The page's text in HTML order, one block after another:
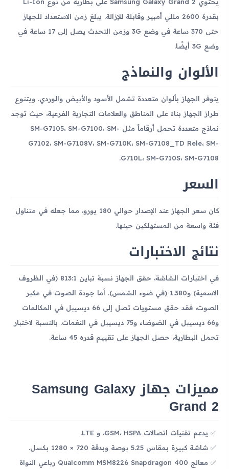
بقدرة 2600 مللي أمبير وقابلة للإزالة. يبلغ زمن الاستعداد للجهاز
حتى 370 ساعة في وضع 3G وزمن التحدث يصل إلى 17 ساعة في
وضع 3G أيضًا.
الألوان والنماذج
يتوفر الجهاز بألوان متعددة تشمل الأسود والأبيض والوردي. ويتنوع
طراز الجهاز بناءً على المناطق والعلامات التجارية الفرعية، حيث توجد
نماذج متعددة تحمل أرقاماً مثل SM-G7105، SM-G7100، SM-
G7102، SM-G7108V، SM-G710K، SM-G7108_TD Rele، SM-
G710L، SM-G710S، SM-G7108.
السعر
كان سعر الجهاز عند الإصدار حوالي 180 يورو، مما جعله في متناول
فئة واسعة من المستهلكين حينها.
نتائج الاختبارات
في اختبارات الشاشة، حقق الجهاز نسبة تباين 813:1 (في الظروف
الاسمية) و1.380 (في ضوء الشمس). أما جودة الصوت في مكبر
الصوت، فقد حقق مستويات تصل إلى 66 ديسيبل في المكالمات
و66 ديسيبل في الضوضاء و75 ديسيبل في النغمات. بالنسبة لاختبار
تحمل البطارية، حصل الجهاز على تقييم قدره 45 ساعة.
مميزات جهاز Samsung Galaxy
Grand 2
يدعم تقنيات اتصالات GSM، HSPA، و LTE.
شاشة كبيرة بمقاس 5.25 بوصة وبدقة 720 × 1280 بكسل.
معالج Qualcomm MSM8226 Snapdragon 400 رباعي النواة